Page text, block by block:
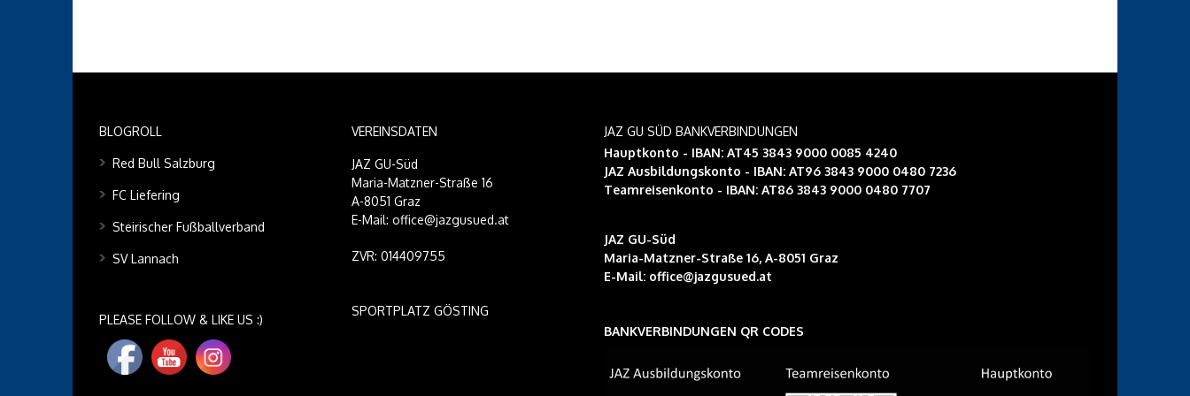
BLOGROLL
Red Bull Salzburg
FC Liefering
Steirischer Fußballverband
SV Lannach
PLEASE FOLLOW & LIKE US :)
VEREINSDATEN
JAZ GU-Süd
Maria-Matzner-Straße 16
A-8051 Graz
E-Mail: office@jazgusued.at
ZVR: 014409755
SPORTPLATZ GÖSTING
JAZ GU SÜD BANKVERBINDUNGEN
Hauptkonto - IBAN: AT45 3843 9000 0085 4240
JAZ Ausbildungskonto - IBAN: AT96 3843 9000 0480 7236
Teamreisenkonto - IBAN: AT86 3843 9000 0480 7707
JAZ GU-Süd
Maria-Matzner-Straße 16, A-8051 Graz
E-Mail: office@jazgusued.at
BANKVERBINDUNGEN QR CODES